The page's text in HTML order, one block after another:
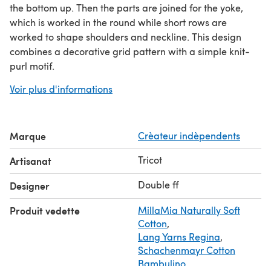
the bottom up. Then the parts are joined for the yoke,
which is worked in the round while short rows are
worked to shape shoulders and neckline. This design
combines a decorative grid pattern with a simple knit-
purl motif.
(2.8 in) of positive ease.
Length (measured in the middle of the back incl.
neckline)
46 (49) 50 (51) 54 (55) cm
Length to beginning of armhole
28 (30) 30 (31) 32 (33) cm
The photos show size M.
Weight: 2 Fine, Sport, 12 wpi, 50 g ~ 175 m / 191 yards
approx. 230 (255) 270 (295)320 (355) g.
Voir plus d'informations
Marque Crèateur indèpendents
Artisanat Tricot
Designer Double ff
Produit vedette
MillaMia Naturally Soft
Cotton,
Lang Yarns Regina,
Schachenmayr Cotton
Bambulino